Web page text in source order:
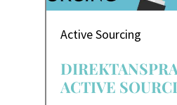
Active Sourcing
ACTIVE